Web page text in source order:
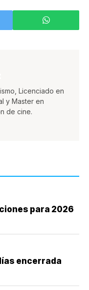
Licenciado en
y Master en
de cine.
para 2026
encerrada